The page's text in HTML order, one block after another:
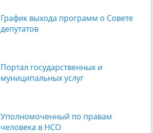
График выхода программ о Cовете
депутатов
Портал государственных и
муниципальных услуг
Уполномоченный по правам
человека в НСО